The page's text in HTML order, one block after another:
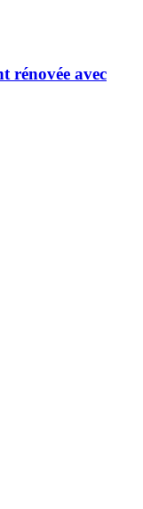
rénovée avec